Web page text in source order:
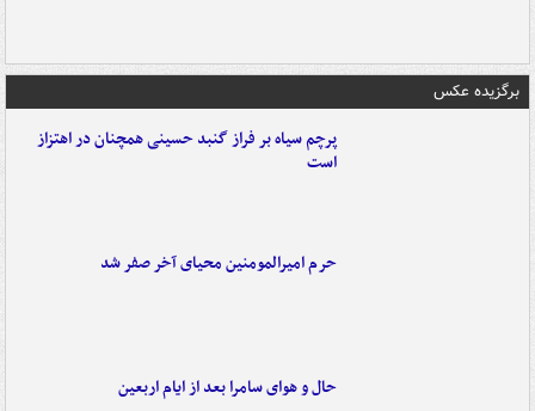
برگزیده عکس
پرچم سیاه بر فراز گنبد حسینی همچنان در اهتزاز
است
حرم امیرالمومنین محیای آخر صفر شد
حال و هوای سامرا بعد از ایام اربعین